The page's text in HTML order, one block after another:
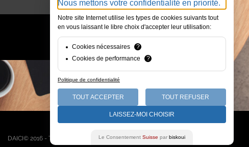
DAICI© 2016 - Tous droits réservés -Mentions légales -Plan du site
Nous mettons votre confidentialité en priorité.
Notre site Internet utilise les types de cookies suivants tout
en vous laissant le libre choix d'accepter leur utilisation:
Cookies nécessaires
?
Cookies de performance
?
Politique de confidentialité
TOUT ACCEPTER TOUT REFUSER
LAISSEZ-MOI CHOISIR
Le Consentement Suisse par biskoui